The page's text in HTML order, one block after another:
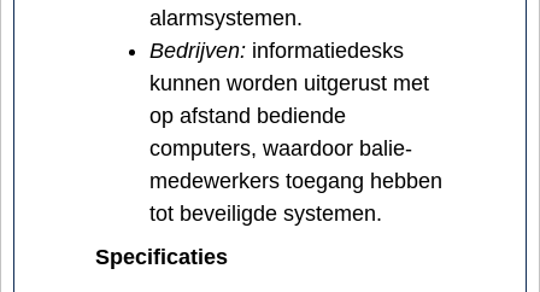
alarmsystemen.
Bedrijven: informatiedesks
kunnen worden uitgerust met
op afstand bediende
computers, waardoor balie-
medewerkers toegang hebben
tot beveiligde systemen.
Specificaties